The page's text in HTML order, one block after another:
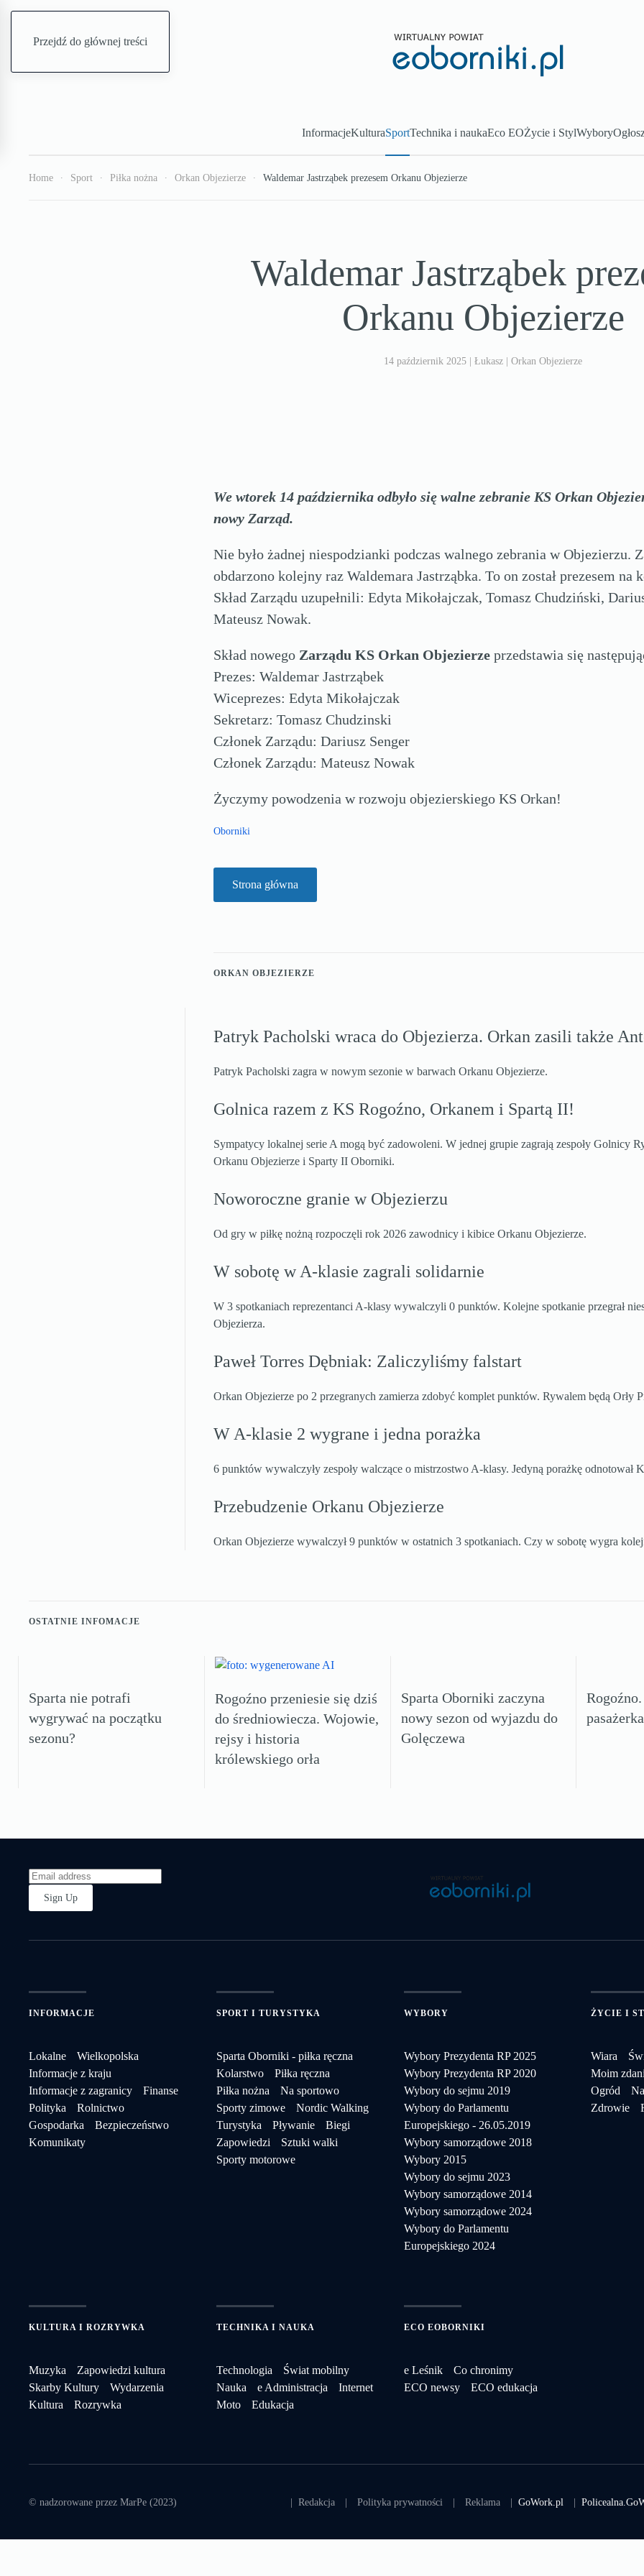
Przejdź do głównej treści
InformacjeKulturaSportTechnika i naukaEco EOŻycie i StylWybory
Home Sport Piłka nożna Orkan Objezierze Waldemar Jastrząbek prezesem Orkanu Objezierze
Waldemar Jastrząbek
Orkanu Objezierze
14 październik 2025 | Łukasz | Orkan Objezierze
We wtorek 14 października odbyło się walne zebranie KS Orkan
nowy Zarząd.
Nie było żadnej niespodzianki podczas walnego zebrania w Objezierzu.
obdarzono kolejny raz Waldemara Jastrząbka. To on został prezesem na
Skład Zarządu uzupełnili: Edyta Mikołajczak, Tomasz Chudziński,
Mateusz Nowak.
Skład nowego Zarządu KS Orkan Objezierze przedstawia się
Prezes: Waldemar Jastrząbek
Wiceprezes: Edyta Mikołajczak
Sekretarz: Tomasz Chudzinski
Członek Zarządu: Dariusz Senger
Członek Zarządu: Mateusz Nowak
Życzymy powodzenia w rozwoju objezierskiego KS Orkan!
Oborniki
Strona główna
ORKAN OBJEZIERZE
Patryk Pacholski wraca do Objezierza. Orkan zasili także
Patryk Pacholski zagra w nowym sezonie w barwach Orkanu Objezierze.
Golnica razem z KS Rogoźno, Orkanem i Spartą II!
Sympatycy lokalnej serie A mogą być zadowoleni. W jednej grupie zagrają zespoły Golnicy
Orkanu Objezierze i Sparty II Oborniki.
Noworoczne granie w Objezierzu
Od gry w piłkę nożną rozpoczęli rok 2026 zawodnicy i kibice Orkanu Objezierze.
W sobotę w A-klasie zagrali solidarnie
W 3 spotkaniach reprezentanci A-klasy wywalczyli 0 punktów. Kolejne spotkanie przegrał
Objezierza.
Paweł Torres Dębniak: Zaliczyliśmy falstart
Orkan Objezierze po 2 przegranych zamierza zdobyć komplet punktów. Rywalem będą Orły
W A-klasie 2 wygrane i jedna porażka
6 punktów wywalczyły zespoły walczące o mistrzostwo A-klasy. Jedyną porażkę odnotował
Przebudzenie Orkanu Objezierze
Orkan Objezierze wywalczył 9 punktów w ostatnich 3 spotkaniach. Czy w sobotę wygra
OSTATNIE INFOMACJE
Sparta nie potrafi
wygrywać na początku
sezonu?
Rogoźno przeniesie się dziś
do średniowiecza. Wojowie,
rejsy i historia
królewskiego orła
Sparta Oborniki zaczyna
nowy sezon od wyjazdu do
Golęczewa
Sign Up
INFORMACJE
Lokalne
Wielkopolska
Informacje z kraju
Informacje z zagranicy
Finanse
Polityka
Rolnictwo
Gospodarka
Bezpieczeństwo
Komunikaty
SPORT I TURYSTYKA
Sparta Oborniki - piłka ręczna
Kolarstwo
Piłka ręczna
Piłka nożna
Na sportowo
Sporty zimowe
Nordic Walking
Turystyka
Pływanie
Biegi
Zapowiedzi
Sztuki walki
Sporty motorowe
WYBORY
Wybory Prezydenta RP 2025
Wybory Prezydenta RP 2020
Wybory do sejmu 2019
Wybory do Parlamentu
Europejskiego - 26.05.2019
Wybory samorządowe 2018
Wybory 2015
Wybory do sejmu 2023
Wybory samorządowe 2014
Wybory samorządowe 2024
Wybory do Parlamentu
Europejskiego 2024
ŻYCIE I
Wiara
Moim
Ogród
Zdrowie
KULTURA I ROZRYWKA
Muzyka
Zapowiedzi kultura
Skarby Kultury
Wydarzenia
Kultura
Rozrywka
TECHNIKA I NAUKA
Technologia
Świat mobilny
Nauka
e Administracja
Internet
Moto
Edukacja
ECO EOBORNIKI
e Leśnik
Co chronimy
ECO newsy
ECO edukacja
© nadzorowane przez MarPe (2023) | Redakcja| Polityka prywatności | Reklama| GoWork.pl |